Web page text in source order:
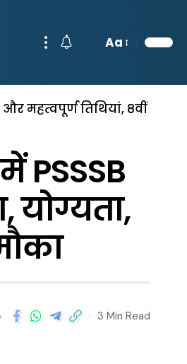
Aa
महत्वपूर्ण तिथियां, 8वीं
PSSSB
योग्यता,
3 Min Read